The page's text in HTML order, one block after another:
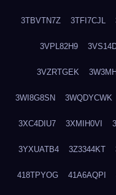
3TBVTN7Z 3TFI7CJL
3VPL82H9
3VZRTGEK
3WI8G8SN 3WQDYCWK
3XC4DIU7 3XMIH0VI
3YXUATB4 3Z3344KT
418TPYOG 41A6AQPI